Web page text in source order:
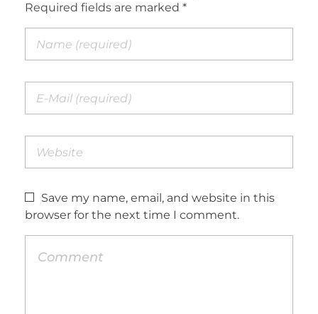
Required fields are marked *
Save my name, email, and website in this
browser for the next time I comment.